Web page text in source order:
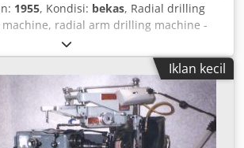
1955, Kondisi: bekas, Radial drilling
radial arm drilling machine -
- Max. distance from machine table
mm - Taper: MT5 - Motor power:
11.2–1400 rpm - Column diameter: Ø 450
540 mm - Thread cutting device -
mm/rev - Clamping surface: 920
Enr Ispfx Almsr - Dimensions:
mm - Weight: 6465 kg
Iklan kecil